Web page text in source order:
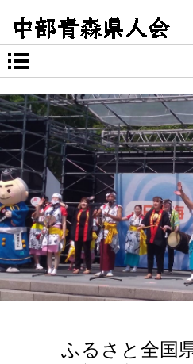
ふるさと全国